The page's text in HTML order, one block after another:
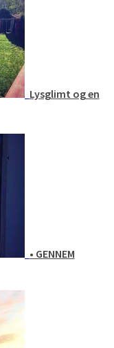
Lysglimt og en
• GENNEM